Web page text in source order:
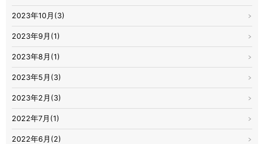
2023年10月(3)
2023年9月(1)
2023年8月(1)
2023年5月(3)
2023年2月(3)
2022年7月(1)
2022年6月(2)